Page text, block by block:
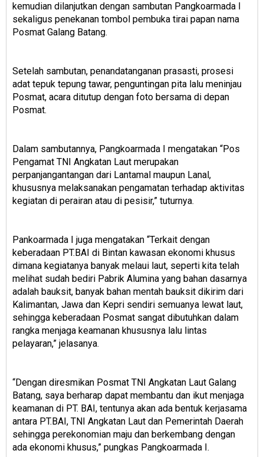
kemudian dilanjutkan dengan sambutan Pangkoarmada I
sekaligus penekanan tombol pembuka tirai papan nama
Posmat Galang Batang.
Setelah sambutan, penandatanganan prasasti, prosesi
adat tepuk tepung tawar, penguntingan pita lalu meninjau
Posmat, acara ditutup dengan foto bersama di depan
Posmat.
Dalam sambutannya, Pangkoarmada I mengatakan “Pos
Pengamat TNI Angkatan Laut merupakan
perpanjangantangan dari Lantamal maupun Lanal,
khususnya melaksanakan pengamatan terhadap aktivitas
kegiatan di perairan atau di pesisir,” tuturnya.
Pankoarmada I juga mengatakan “Terkait dengan
keberadaan PT.BAI di Bintan kawasan ekonomi khusus
dimana kegiatanya banyak melaui laut, seperti kita telah
melihat sudah bediri Pabrik Alumina yang bahan dasarnya
adalah bauksit, banyak bahan mentah bauksit dikirim dari
Kalimantan, Jawa dan Kepri sendiri semuanya lewat laut,
sehingga keberadaan Posmat sangat dibutuhkan dalam
rangka menjaga keamanan khususnya lalu lintas
pelayaran,” jelasanya.
“Dengan diresmikan Posmat TNI Angkatan Laut Galang
Batang, saya berharap dapat membantu dan ikut menjaga
keamanan di PT. BAI, tentunya akan ada bentuk kerjasama
antara PT.BAI, TNI Angkatan Laut dan Pemerintah Daerah
sehingga perekonomian maju dan berkembang dengan
ada ekonomi khusus,” pungkas Pangkoarmada I.